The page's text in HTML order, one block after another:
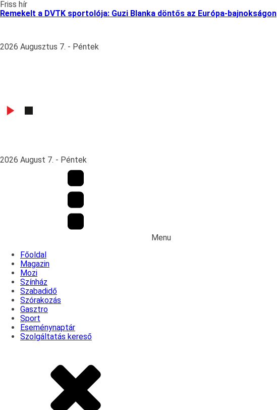
Friss hír
Remekelt a DVTK sportolója: Guzi Blanka döntős az Európa-bajnokságon
2026 Augusztus 7. - Péntek
2026 August 7. - Péntek
Menu
Főoldal
Magazin
Mozi
Színház
Szabadidő
Szórakozás
Gasztro
Sport
Eseménynaptár
Szolgáltatás kereső